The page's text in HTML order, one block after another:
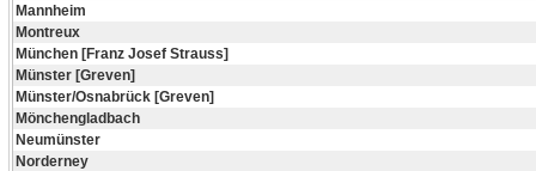
Mannheim
Montreux
München [Franz Josef Strauss]
Münster [Greven]
Münster/Osnabrück [Greven]
Mönchengladbach
Neumünster
Norderney